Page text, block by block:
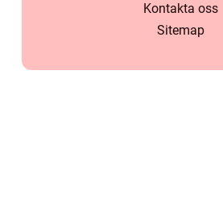
Kontakta oss
Sitemap